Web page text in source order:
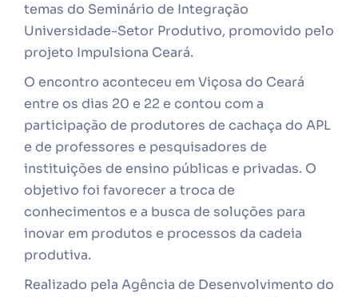
temas do Seminário de Integração
Universidade-Setor Produtivo, promovido pelo
projeto Impulsiona Ceará.
O encontro aconteceu em Viçosa do Ceará
entre os dias 20 e 22 e contou com a
participação de produtores de cachaça do APL
e de professores e pesquisadores de
instituições de ensino públicas e privadas. O
objetivo foi favorecer a troca de
conhecimentos e a busca de soluções para
inovar em produtos e processos da cadeia
produtiva.
Realizado pela Agência de Desenvolvimento do